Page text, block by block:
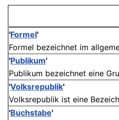
'Formel'
Formel bezeichnet im
'Publikum'
Publikum bezeichnet eine
'Volksrepublik'
Volksrepublik ist eine
'Buchstabe'